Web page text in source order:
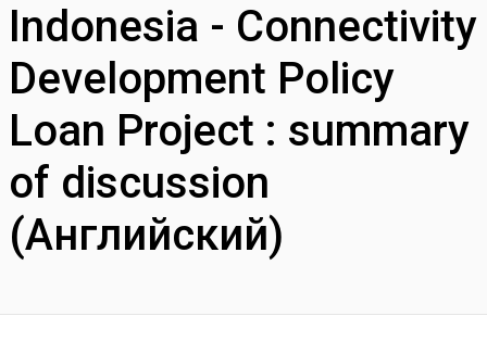
Indonesia - Connectivity
Development Policy
Loan Project : summary
of discussion
(Английский)